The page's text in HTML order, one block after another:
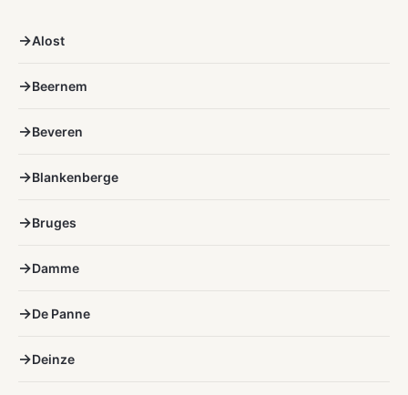
Alost
Beernem
Beveren
Blankenberge
Bruges
Damme
De Panne
Deinze